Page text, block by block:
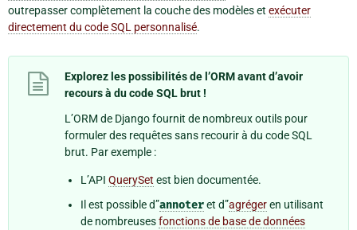
outrepasser complètement la couche des modèles et exécuter
directement du code SQL personnalisé.
Explorez les possibilités de l’ORM avant d’avoir
recours à du code SQL brut !
L’ORM de Django fournit de nombreux outils pour
formuler des requêtes sans recourir à du code SQL
brut. Par exemple :
L’API QuerySet est bien documentée.
Il est possible d”annoteret d”agrégeren utilisant
de nombreusesfonctions de base de données